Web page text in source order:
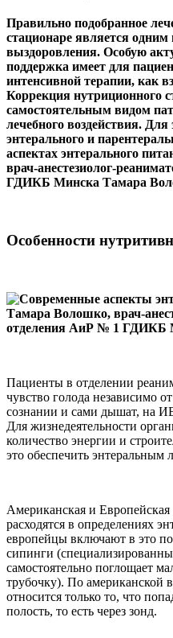
Правильно подобранное
стационаре является одним
выздоровления. Особую
поддержка имеет для
интенсивной терапии, как
Коррекция нутриционного
самостоятельным видом
лечебного воздействия.
энтерального и
аспектах энтерального
врач-анестезиолог-
ГДИКБ Минска Тамара
Особенности
Тамара Волошко, врач-
отделения АиР № 1 ГДИКБ
Пациенты в отделении
чувство голода независимо
сознании и сами дышат, на
Для жизнедеятельности
количество энергии и
это обеспечить энтеральным
Американская и
расходятся в определениях
европейцы включают в это
сипинги
самостоятельно поглощает
трубочку). По американской
относится только то, что
полость, то есть через зонд.